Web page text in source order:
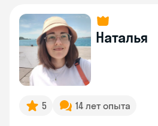
Наталья
5 14 лет опыта